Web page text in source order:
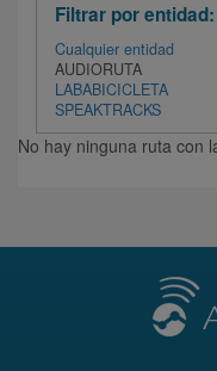
Filtrar por entidad:
Cualquier entidad
AUDIORUTA
LABABICICLETA
SPEAKTRACKS
No hay ninguna ruta con